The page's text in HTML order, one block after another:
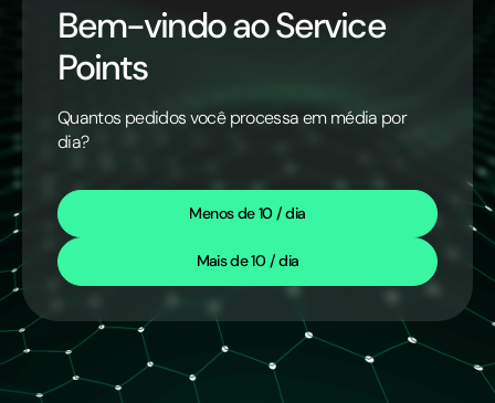
Bem-vindo ao Service
Points
Quantos pedidos você processa em média por
dia?
Menos de 10 / dia
Mais de 10 / dia